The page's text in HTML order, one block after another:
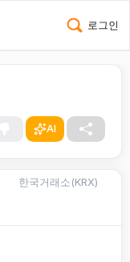
로그인
AI
한국거래소(KRX)